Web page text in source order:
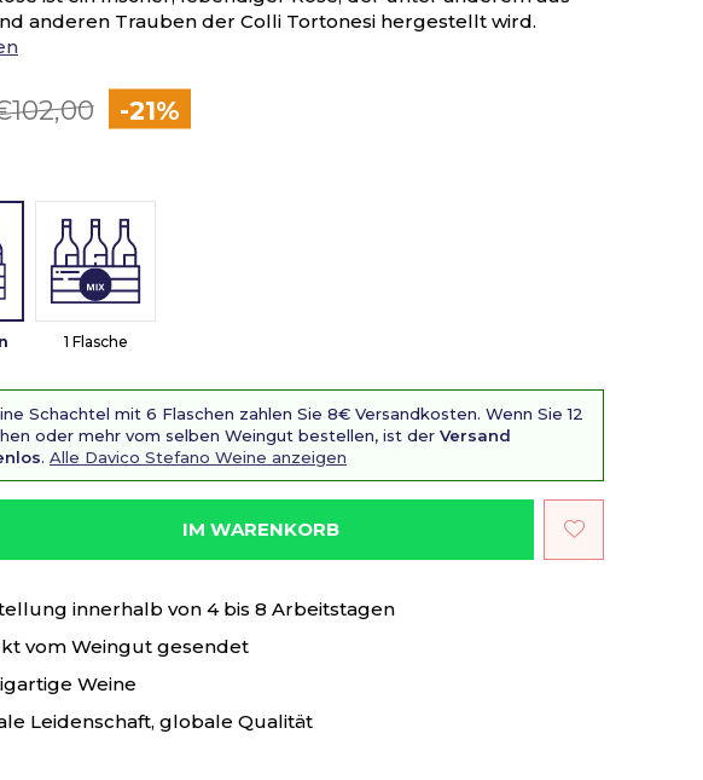
anderen Trauben der Colli Tortonesi hergestellt wird.
-21%
-21%
1 Flasche
Schachtel mit 6 Flaschen zahlen Sie 8€ Versandkosten. Wenn Sie 12
oder mehr vom selben Weingut bestellen, ist der Versand
. Alle Davico Stefano Weine anzeigen
IM WARENKORB
innerhalb von 4 bis 8 Arbeitstagen
vom Weingut gesendet
Weine
Leidenschaft, globale Qualität